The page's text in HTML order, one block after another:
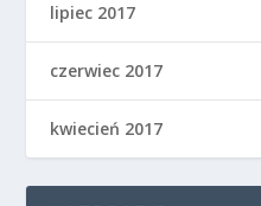
lipiec 2017
czerwiec 2017
kwiecień 2017